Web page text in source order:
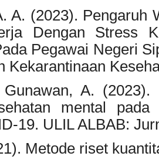
A. (2023). Pengaruh
Dengan Stress
Pegawai Negeri
Kekarantinaan
A. (2023).
mental
19. ULIL ALBAB:
Metode riset